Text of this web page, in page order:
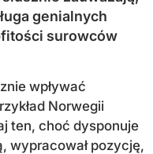
genialnych
surowców
wpływać
Norwegii
ten, choć dysponuje
wypracował pozycję,